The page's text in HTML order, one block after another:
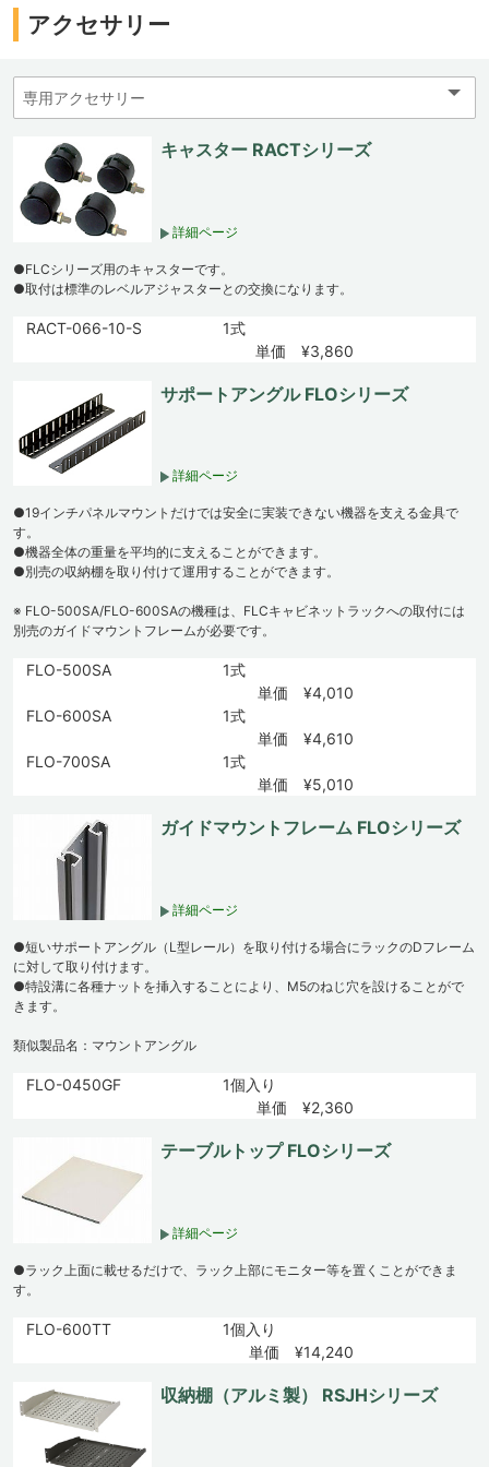
アクセサリー
キャスター RACTシリーズ
詳細ページ
●FLCシリーズ用のキャスターです。
●取付は標準のレベルアジャスターとの交換になります。
RACT-066-10-S
1式
単価 ¥3,860
サポートアングル FLOシリーズ
詳細ページ
●19インチパネルマウントだけでは安全に実装できない機器を支える金具で
す。
●機器全体の重量を平均的に支えることができます。
●別売の収納棚を取り付けて運用することができます。
※ FLO-500SA/FLO-600SAの機種は、FLCキャビネットラックへの取付には
別売のガイドマウントフレームが必要です。
FLO-500SA
1式
単価 ¥4,010
FLO-600SA
1式
単価 ¥4,610
FLO-700SA
1式
単価 ¥5,010
ガイドマウントフレーム FLOシリーズ
詳細ページ
●短いサポートアングル（L型レール）を取り付ける場合にラックのDフレーム
に対して取り付けます。
●特設溝に各種ナットを挿入することにより、M5のねじ穴を設けることがで
きます。
類似製品名：マウントアングル
FLO-0450GF
1個入り
単価 ¥2,360
テーブルトップ FLOシリーズ
詳細ページ
●ラック上面に載せるだけで、ラック上部にモニター等を置くことができま
す。
FLO-600TT
1個入り
単価 ¥14,240
収納棚（アルミ製） RSJHシリーズ